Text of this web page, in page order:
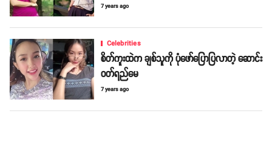
7 years ago
Celebrities
စိတ်ကူးထဲက ချစ်သူကို ပုံဖော်ပြောပြလာတဲ့ ဆောင်း
ဝတ်ရည်မေ
7 years ago